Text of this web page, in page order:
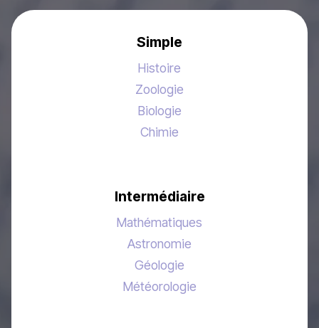
Simple
Histoire
Zoologie
Biologie
Chimie
Intermédiaire
Mathématiques
Astronomie
Géologie
Météorologie